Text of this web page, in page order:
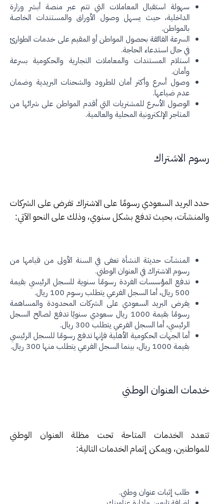
سهولة استقبال المعاملات التي تتم عبر منصة أبشر وزارة
الداخلية، حيث يسهل وصول الأوراق والمستندات الخاصة
بالمواطن.
السرعة الفائقة بحصول المواطن أو المقيم على خدمات الطوارئ
في حال استدعاء الحاجة.
استلام المستندات والمعاملات التجارية والحكومية بسرعة
وأمان.
وصول أسرع وأكثر أمان للطرود والشحنات البريدية وضمان
عدم ضياعها.
الوصول الأسرع للمشتريات التي أقدم المواطن على شرائها من
المتاجر الإلكترونية المحلية والعالمية.
الاشتراك
البريد السعودي رسومًا على الاشتراك تفرض على الشركات
بحيث تدفع بشكل سنوي، وذلك على النحو الآتي:
المنشآت حديثة النشأة تعفى في السنة الأولى من قيامها من
رسوم الاشتراك في العنوان الوطني.
تدفع المؤسسات الفردة رسومًا سنوية للسجل الرئيسي بقيمة
يفرض البريد السعودي على الشركات المحدودة والمساهمة
رسومًا بقيمة 1000 ريال سعودي سنويًا تدفع لصالح السجل
الرئيسي، أما السجل الفرعي يتطلب 300 ريال.
أما الجهات الحكومية الأهلية فإنها تدفع رسومًا للسجل الرئيسي
بقيمة 1000 ريال، بينما السجل الفرعي يتطلب منها 300 ريال.
العنوان الوطني
الخدمات المتاحة تحت مظلة العنوان الوطني
ويمكن إتمام الخدمات التالية:
طلب إثبات عنوان وطني.